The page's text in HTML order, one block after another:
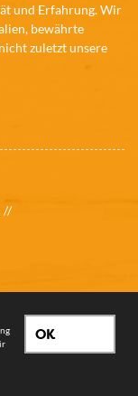
und Erfahrung. Wir
bewährte
zuletzt unsere
//
OK